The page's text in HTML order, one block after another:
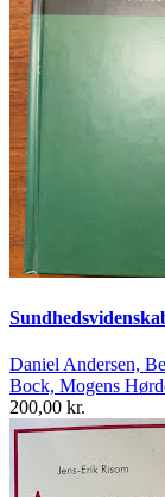
Daniel Andersen,
Bock, Mogens
200,00 kr.